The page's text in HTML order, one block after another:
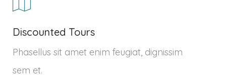
Discounted Tours
Phasellus sit amet enim feugiat, dignissim
sem et.